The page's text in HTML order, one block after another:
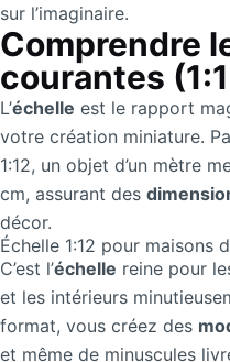
sur l’imaginaire.
Comprendre
courantes
L’échelle est le rapport
votre création miniature.
1:12, un objet d’un mètre
cm, assurant des
décor.
Échelle 1:12 pour maisons
C’est l’échelle reine pour
et les intérieurs
format, vous créez des
et même de minuscules